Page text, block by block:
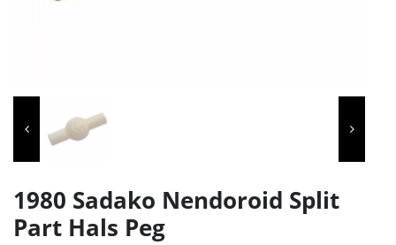
1980 Sadako Nendoroid Split
Part Hals Peg